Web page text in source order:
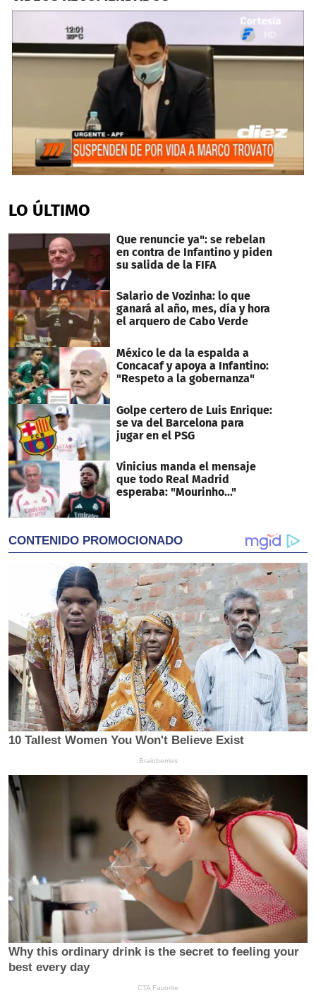
of
2
54
seconds
LO ÚLTIMO
Que renuncie ya": se rebelan
en contra de Infantino y piden
su salida de la FIFA
Salario de Vozinha: lo que
ganará al año, mes, día y hora
el arquero de Cabo Verde
México le da la espalda a
Concacaf y apoya a Infantino:
"Respeto a la gobernanza"
Golpe certero de Luis Enrique:
se va del Barcelona para
jugar en el PSG
Vinicius manda el mensaje
que todo Real Madrid
esperaba: "Mourinho..."